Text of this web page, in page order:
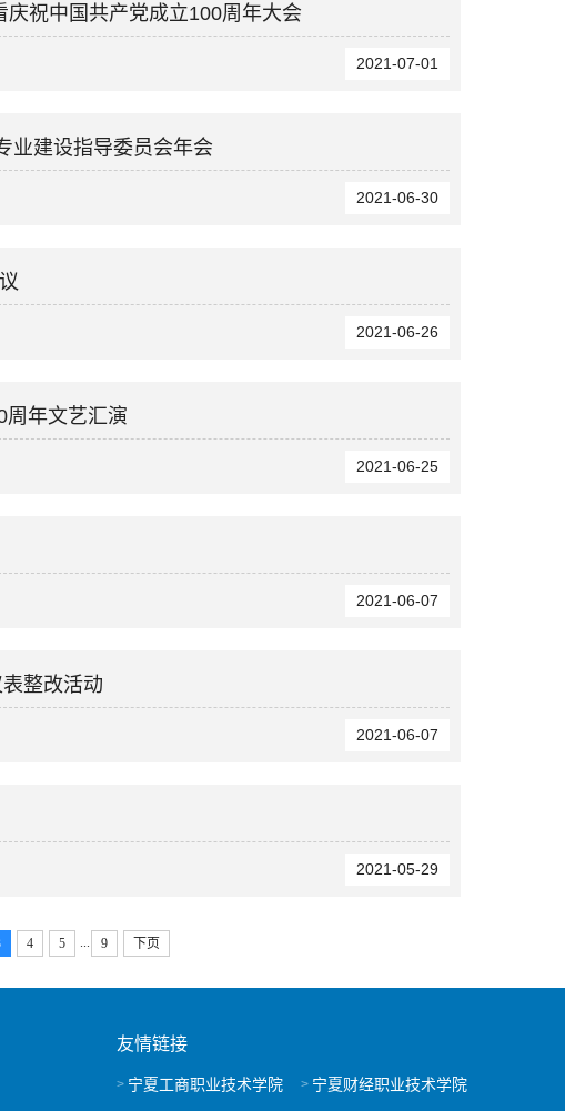
祝中国共产党成立100周年大会
2021-07-01
建设指导委员会年会
2021-06-30
2021-06-26
年文艺汇演
2021-06-25
2021-06-07
整改活动
2021-06-07
2021-05-29
4 5 9 下页
友情链接
宁夏工商职业技术学院 宁夏财经职业技术学院